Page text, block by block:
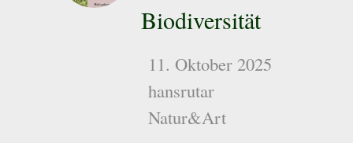
Biodiversität
11. Oktober 2025
hansrutar
Natur&Art